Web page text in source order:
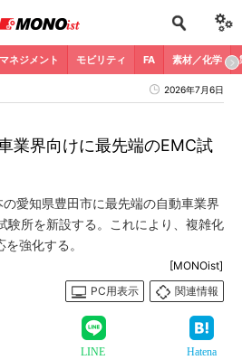
ネジメント モビリティ FA 素材／化学
2026年7月6日
業界向けに最先端のEMC試
愛知県豊田市に最先端の自動車業界
験所を新設する。これにより、複雑化
強化する。
[MONOist]
PC用表示
関連情報
LINE Hatena